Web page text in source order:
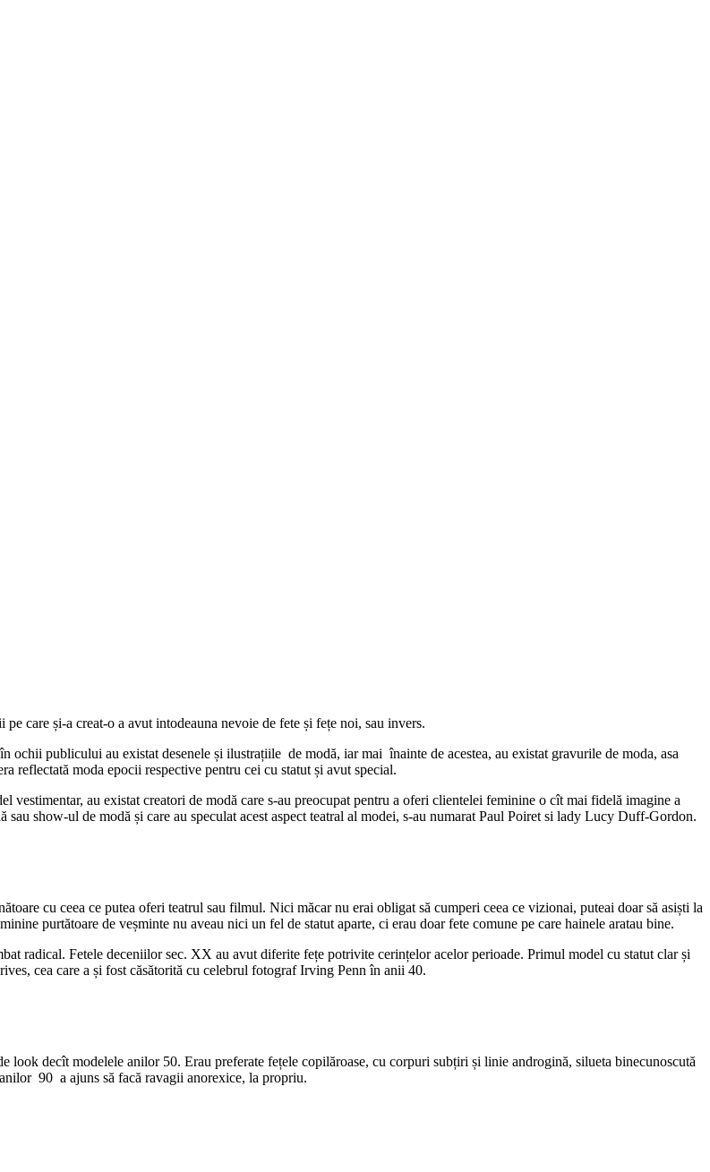
care și-a creat-o a avut intodeauna nevoie de fete și fețe noi, sau invers.
publicului au existat desenele și ilustrațiile de modă, iar mai înainte de acestea, au existat gravurile de moda, asa
reflectată moda epocii respective pentru cei cu statut și avut special.
au existat creatori de modă care s-au preocupat pentru a oferi clientelei feminine o cît mai fidelă imagine a
show-ul de modă și care au speculat acest aspect teatral al modei, s-au numarat Paul Poiret si lady Lucy Duff-Gordon.
cu ceea ce putea oferi teatrul sau filmul. Nici măcar nu erai obligat să cumperi ceea ce vizionai, puteai doar să asiști la
purtătoare de veșminte nu aveau nici un fel de statut aparte, ci erau doar fete comune pe care hainele aratau bine.
radical. Fetele deceniilor sec. XX au avut diferite fețe potrivite cerințelor acelor perioade. Primul model cu statut clar și
cea care a și fost căsătorită cu celebrul fotograf Irving Penn în anii 40.
decît modelele anilor 50. Erau preferate fețele copilăroase, cu corpuri subțiri și linie androgină, silueta binecunoscută
90 a ajuns să facă ravagii anorexice, la propriu.